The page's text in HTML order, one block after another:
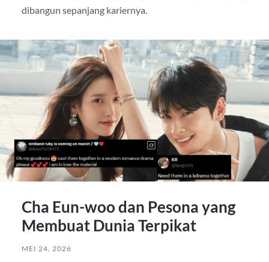
dibangun sepanjang kariernya.
Cha Eun-woo dan Pesona yang
Membuat Dunia Terpikat
MEI 24, 2026